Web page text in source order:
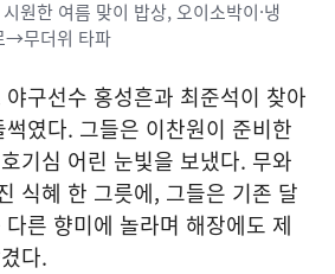
원한 여름 맞이 밥상, 오이소박이·냉
→무더위 타파
구선수 홍성흔과 최준석이 찾아
였다. 그들은 이찬원이 준비한
기심 어린 눈빛을 보냈다. 무와
식혜 한 그릇에, 그들은 기존 달
른 향미에 놀라며 해장에도 제
다.